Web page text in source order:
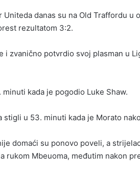
Uniteda danas su na Old Traffordu u
rezultatom 3:2.
i zvanično potvrdio svoj plasman u
kada je pogodio Luke Shaw.
stigli u 53. minuti kada je Morato
domaći su ponovo poveli, a
rukom Mbeuoma, međutim nakon